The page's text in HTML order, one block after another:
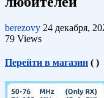
berezovy 24 декабря,
79 Views
Перейти в магазин ( )